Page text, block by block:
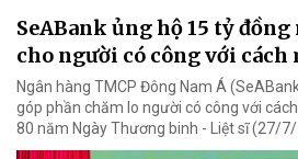
SeABank ủng hộ 15 tỷ
cho người có công với cách
Ngân hàng TMCP Đông Nam Á
góp phần chăm lo người có công với
80 năm Ngày Thương binh - Liệt sĩ (27/